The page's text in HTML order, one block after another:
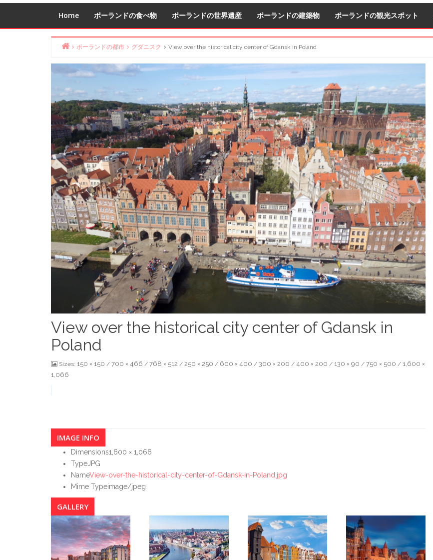
Home ポーランドの食べ物 ポーランドの世界遺産 ポーランドの建築物 ポーランドの観光スポット
ポーランドの都市 グダニスク View over the historical city center of Gdansk in Poland
View over the historical city center of Gdansk in
Poland
Sizes: 150 × 150 / 700 × 466 / 768 × 512 / 250 × 250 / 600 × 400 / 300 × 200 / 400 × 200 / 130 × 90 / 750 × 500 / 1,600 ×
1,066
IMAGE INFO
Dimensions1,600 × 1,066
Type JPG
NameView-over-the-historical-city-center-of-Gdansk-in-Poland.jpg
Mime Typeimage/jpeg
GALLERY